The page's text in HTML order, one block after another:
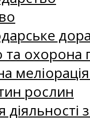
та
рослин